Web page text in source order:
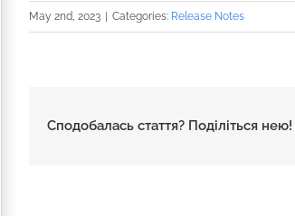
May 2nd, 2023 Categories: Release Notes
Сподобалась стаття? Поділіться нею!